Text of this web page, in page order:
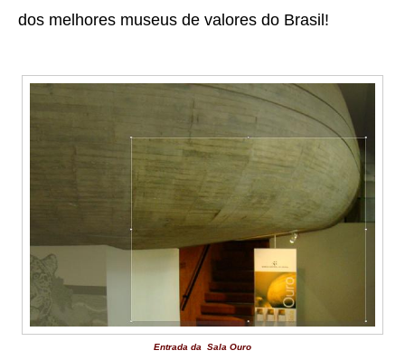
dos melhores museus de valores do Brasil!
Entrada da Sala Ouro